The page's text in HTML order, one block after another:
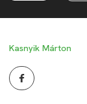
Kasnyik Márton